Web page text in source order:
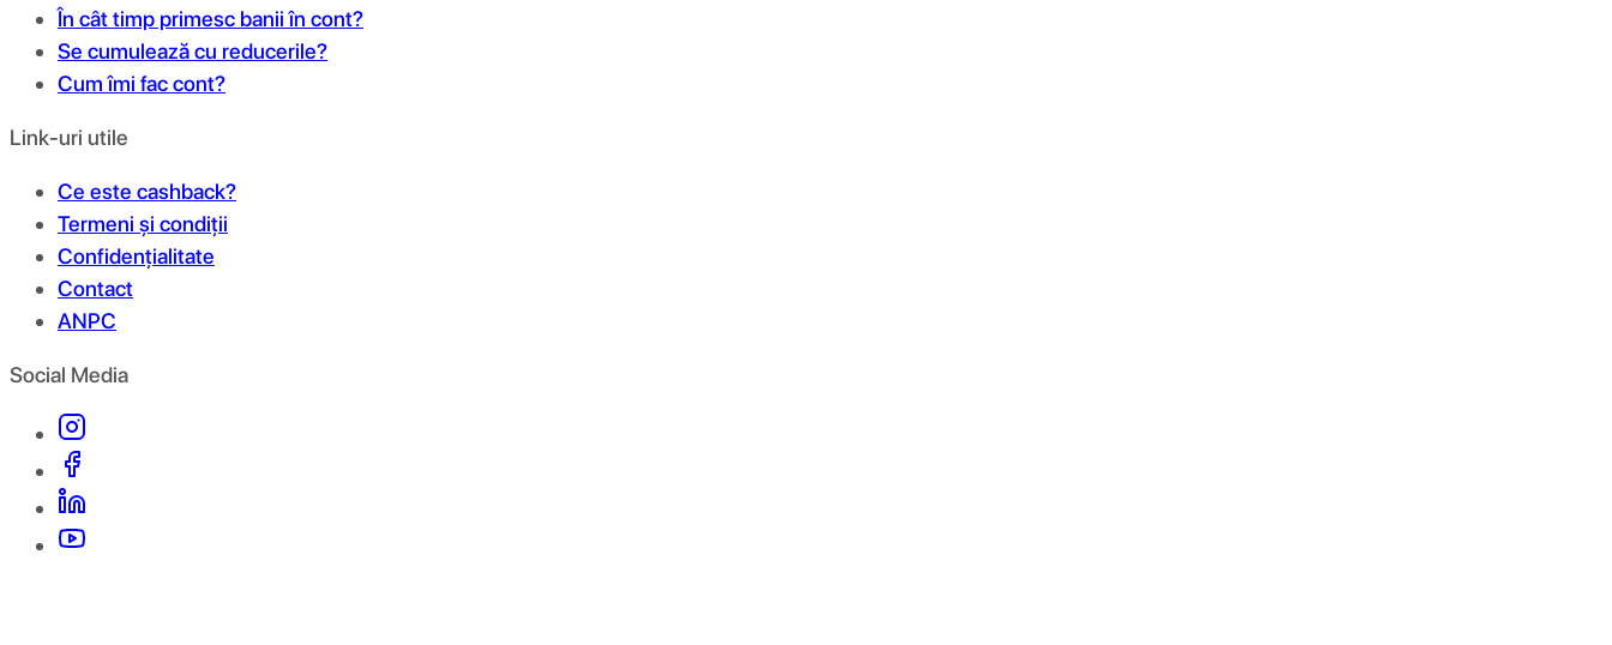
În cât timp primesc banii în cont?
Se cumulează cu reducerile?
Cum îmi fac cont?
Link-uri utile
Ce este cashback?
Termeni și condiții
Confidențialitate
Contact
ANPC
Social Media